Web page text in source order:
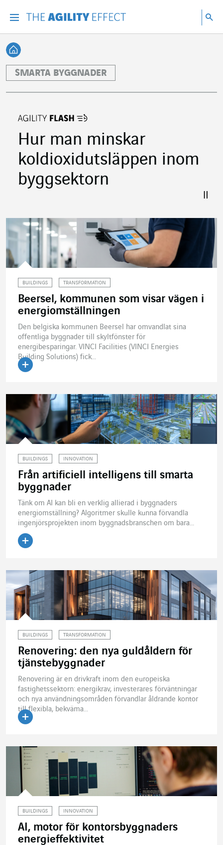
Sök
Tillbaka till startsidan
SMARTA BYGGNADER
Hur man minskar
koldioxidutsläppen inom
byggsektorn
BUILDINGS TRANSFORMATION
Beersel, kommunen som visar vägen i
energiomställningen
Den belgiska kommunen Beersel har omvandlat sina
offentliga byggnader till skyltfönster för
energibesparingar. VINCI Facilities (VINCI Energies
Building Solutions) fick...
BUILDINGS INNOVATION
Från artificiell intelligens till smarta
byggnader
Tänk om AI kan bli en verklig allierad i byggnaders
energiomställning? Algoritmer skulle kunna förvandla
ingenjörsprojekten inom byggnadsbranschen om bara...
BUILDINGS TRANSFORMATION
Renovering: den nya guldåldern för
tjänstebyggnader
Renovering är en drivkraft inom den europeiska
fastighetssektorn: energikrav, investerares förväntningar
och nya användningsområden förvandlar åldrande kontor
till flexibla, bekväma...
BUILDINGS INNOVATION
AI, motor för kontorsbyggnaders
energieffektivitet